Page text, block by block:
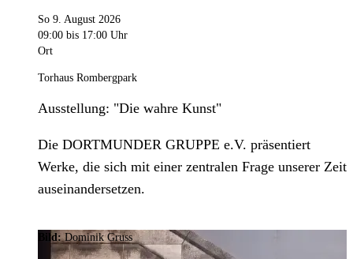
So 9. August 2026
09:00 bis 17:00 Uhr
Ort
Torhaus Rombergpark
Ausstellung: "Die wahre Kunst"
Die DORTMUNDER GRUPPE e.V. präsentiert
Werke, die sich mit einer zentralen Frage unserer Zeit
auseinandersetzen.
Bild:Dominik Gruss